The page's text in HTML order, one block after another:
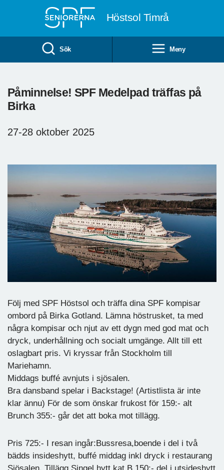
Höstsol Timrå
Sök Meny
Påminnelse! SPF Medelpad träffas på
Birka
27-28 oktober 2025
Följ med SPF Höstsol och träffa dina SPF kompisar
ombord på Birka Gotland. Lämna höstrusket, ta med
några kompisar och njut av ett dygn med god mat och
dryck, underhållning och socialt umgänge. Allt till ett
oslagbart pris. Vi kryssar från Stockholm till
Mariehamn.
Middags buffé avnjuts i sjösalen.
Bra dansband spelar i Backstage! (Artistlista är inte
klar ännu) För de som önskar frukost för 159:- alt
Brunch 355:- går det att boka mot tillägg.
Pris 725:- I resan ingår:Bussresa,boende i del i två
bädds insideshytt, buffé middag inkl dryck i restaurang
Sjösalen. Tillägg Singel hytt kat B 150:- del i utsideshytt